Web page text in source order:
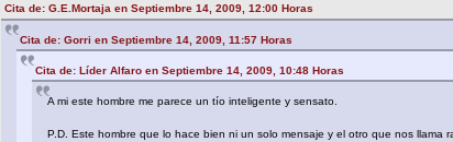
Cita de: G.E.Mortaja en Septiembre 14, 2009, 12:00 Horas
Cita de: Gorri en Septiembre 14, 2009, 11:57 Horas
Cita de: Líder Alfaro en Septiembre 14, 2009, 10:48 Horas
A mi este hombre me parece un tío inteligente y sensato.
P.D. Este hombre que lo hace bien ni un solo mensaje y el otro que nos llama